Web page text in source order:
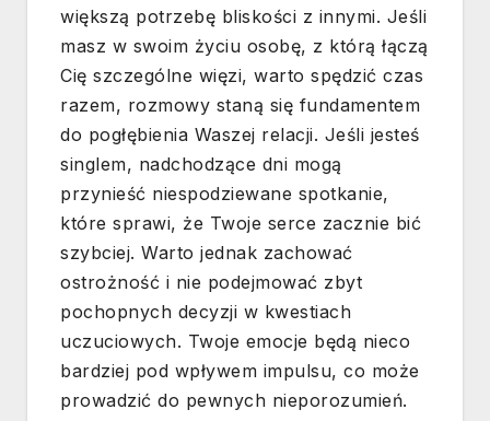
większą potrzebę bliskości z innymi. Jeśli
masz w swoim życiu osobę, z którą łączą
Cię szczególne więzi, warto spędzić czas
razem, rozmowy staną się fundamentem
do pogłębienia Waszej relacji. Jeśli jesteś
singlem, nadchodzące dni mogą
przynieść niespodziewane spotkanie,
które sprawi, że Twoje serce zacznie bić
szybciej. Warto jednak zachować
ostrożność i nie podejmować zbyt
pochopnych decyzji w kwestiach
uczuciowych. Twoje emocje będą nieco
bardziej pod wpływem impulsu, co może
prowadzić do pewnych nieporozumień.